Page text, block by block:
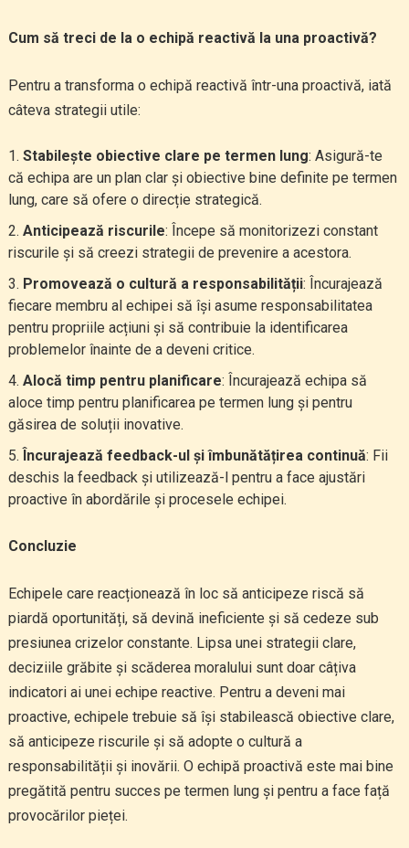
Cum să treci de la o echipă reactivă la una proactivă?
Pentru a transforma o echipă reactivă într-una proactivă, iată
câteva strategii utile:
Stabilește obiective clare pe termen lung: Asigură-te
că echipa are un plan clar și obiective bine definite pe termen
lung, care să ofere o direcție strategică.
Anticipează riscurile: Începe să monitorizezi constant
riscurile și să creezi strategii de prevenire a acestora.
Promovează o cultură a responsabilității: Încurajează
fiecare membru al echipei să își asume responsabilitatea
pentru propriile acțiuni și să contribuie la identificarea
problemelor înainte de a deveni critice.
Alocă timp pentru planificare: Încurajează echipa să
aloce timp pentru planificarea pe termen lung și pentru
găsirea de soluții inovative.
Încurajează feedback-ul și îmbunătățirea continuă: Fii
deschis la feedback și utilizează-l pentru a face ajustări
proactive în abordările și procesele echipei.
Concluzie
Echipele care reacționează în loc să anticipeze riscă să
piardă oportunități, să devină ineficiente și să cedeze sub
presiunea crizelor constante. Lipsa unei strategii clare,
deciziile grăbite și scăderea moralului sunt doar câțiva
indicatori ai unei echipe reactive. Pentru a deveni mai
proactive, echipele trebuie să își stabilească obiective clare,
să anticipeze riscurile și să adopte o cultură a
responsabilității și inovării. O echipă proactivă este mai bine
pregătită pentru succes pe termen lung și pentru a face față
provocărilor pieței.